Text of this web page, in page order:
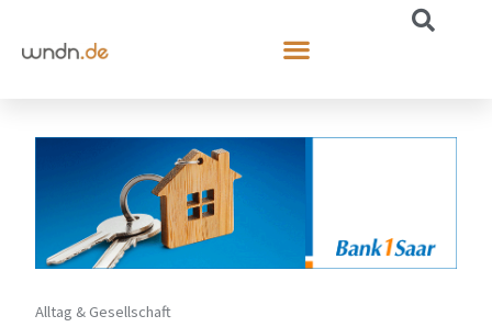
Alltag & Gesellschaft